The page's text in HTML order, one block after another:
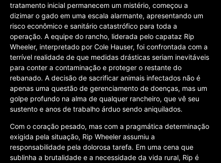
tratamento inicial permanecem um mistério, começou a
dizimar o gado em uma escala alarmante, apresentando um
risco econômico e sanitário catastrófico para toda a
operação. A equipe do rancho, liderada pelo capataz Rip
Wheeler, interpretado por Cole Hauser, foi confrontada com a
terrível realidade de que medidas drásticas seriam inevitáveis
para conter a contaminação e proteger o restante do
rebanado. A decisão de sacrificar animais infectados não é
apenas uma questão de gerenciamento de doenças, mas um
golpe profundo na alma de qualquer rancheiro, que vê seu
sustento e anos de trabalho árduo sendo aniquilados.
Com o coração pesado, mas com a pragmática determinação
exigida pela situação, Rip Wheeler assumiu a
responsabilidade pela dolorosa tarefa. Em uma cena que
sublinha a brutalidade e a necessidade da vida rural, Rip é